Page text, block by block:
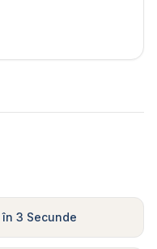
3 Secunde